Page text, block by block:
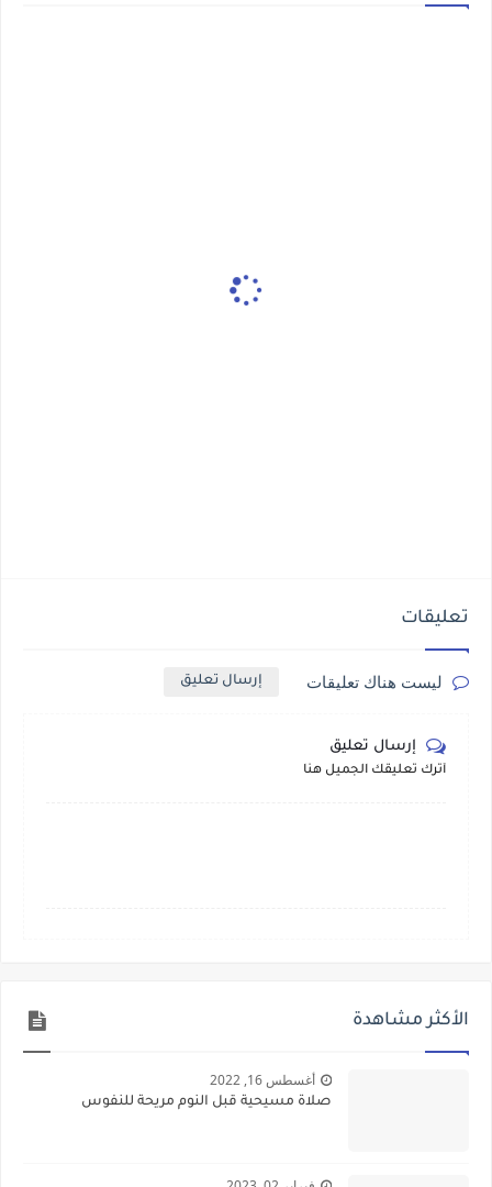
تعليقات
ليست هناك تعليقات إرسال تعليق
إرسال تعليق
أترك تعليقك الجميل هنا
الأكثر مشاهدة
أغسطس 16, 2022
صلاة مسيحية قبل النوم مريحة للنفوس